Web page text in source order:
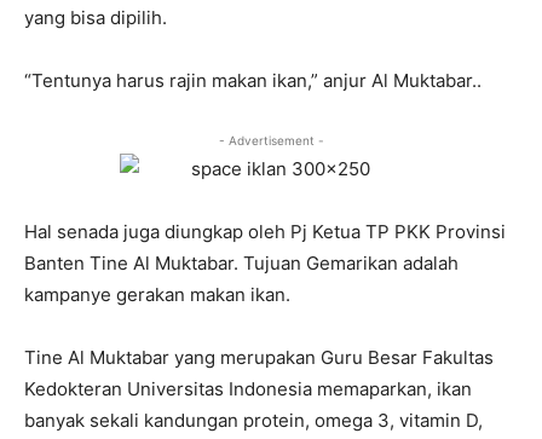
yang bisa dipilih.
“Tentunya harus rajin makan ikan,” anjur Al Muktabar..
- Advertisement -
Hal senada juga diungkap oleh Pj Ketua TP PKK Provinsi
Banten Tine Al Muktabar. Tujuan Gemarikan adalah
kampanye gerakan makan ikan.
Tine Al Muktabar yang merupakan Guru Besar Fakultas
Kedokteran Universitas Indonesia memaparkan, ikan
banyak sekali kandungan protein, omega 3, vitamin D,